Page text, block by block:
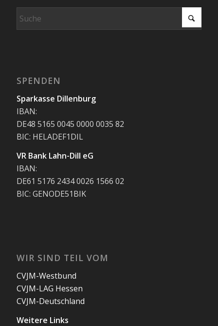
SPENDEN
Sparkasse Dillenburg
IBAN:
DE48 5165 0045 0000 0035 82
BIC: HELADEF1DIL
VR Bank Lahn-Dill eG
IBAN:
DE61 5176 2434 0026 1566 02
BIC: GENODE51BIK
WIR SIND TEIL VOM
CVJM-Westbund
CVJM-LAG Hessen
CVJM-Deutschland
Weitere Links